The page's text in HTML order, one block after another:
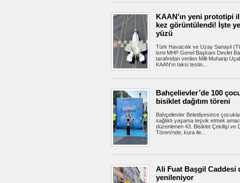
Ümraniye’de otluk alanda
korkutan yangın: Mikser hortumuyla
müdahale edildi
Ümraniye TEM Otoyolu kenarındaki otluk
alanda yangın meydana geldi. Yangın...
Türkiye, Suudi Arabistan
Pakistan üçlü savunma anlaşması
Cumhurbaşkanı Erdoğan, çalışma ziyareti
kapsamında gittiği Suudi Arabistan'da...
Kartal’da park halindeki
KARTAL’da park halindeki minibüste
bilinmeyen bir nedenle yangın çıktı....
KAAN'ın yeni prototipi
kez görüntülendi! İşte
yüzü
Türk Havacılık ve Uzay Sanayii
ismi MHP Genel Başkanı Devlet
tarafından verilen Milli Muharip
KAAN'ın taksi testin...
Bahçelievler’de 100
bisiklet dağıtım töreni
Bahçelievler Belediyesince
sağlıklı yaşama teşvik etmek
düzenlenen 43. Bisiklet Çekilişi ve
Töreni’nde, kura ile...
Ali Fuat Başgil Caddesi
yenileniyor